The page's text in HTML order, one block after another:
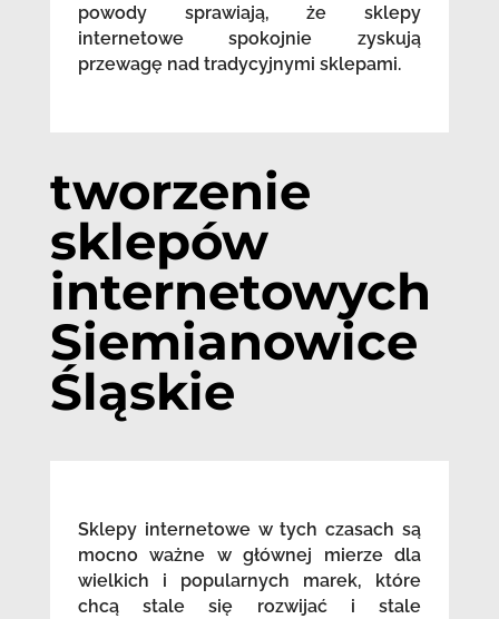
powody sprawiają, że sklepy
internetowe spokojnie zyskują
przewagę nad tradycyjnymi sklepami.
tworzenie
sklepów
internetowych
Siemianowice
Śląskie
Sklepy internetowe w tych czasach są
mocno ważne w głównej mierze dla
wielkich i popularnych marek, które
chcą stale się rozwijać i stale